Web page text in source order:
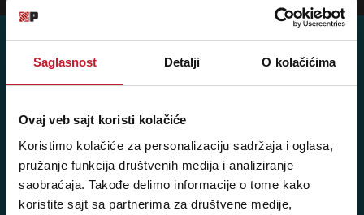
Saglasnost Detalji O kolačićima
Ovaj veb sajt koristi kolačiće
Koristimo kolačiće za personalizaciju sadržaja i oglasa,
pružanje funkcija društvenih medija i analiziranje
saobraćaja. Takođe delimo informacije o tome kako
koristite sajt sa partnerima za društvene medije,
Šifra djelatnosti: 46.19
Posredovanje u trgovini raznovrsnim proizvodima
Matični broj: 11091369
PDV: 403444110009